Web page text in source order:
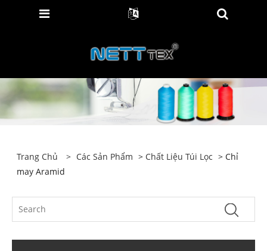
Trang Chủ > Các Sản Phẩm > Chất Liệu Túi Lọc > Chỉ
may Aramid